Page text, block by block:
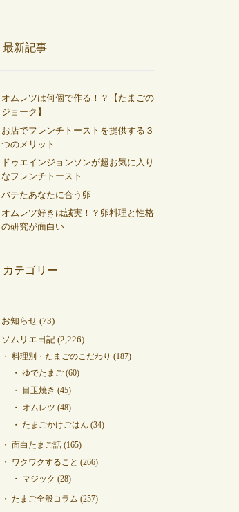
最新記事
オムレツは何個で作る！？【たまごの
ジョーク】
お店でフレンチトーストを提供する３
つのメリット
ドゥエインジョンソンが超お気に入り
なフレンチトースト
バテたあなたに合う卵
オムレツ好きは誠実！？卵料理と性格
の研究が面白い
カテゴリー
お知らせ (73)
ソムリエ日記 (2,226)
料理別・たまごのこだわり (187)
ゆでたまご (60)
目玉焼き (45)
オムレツ (48)
たまごかけごはん (34)
面白たまご話 (165)
ワクワクすること (266)
マジック (28)
たまご全般コラム (257)